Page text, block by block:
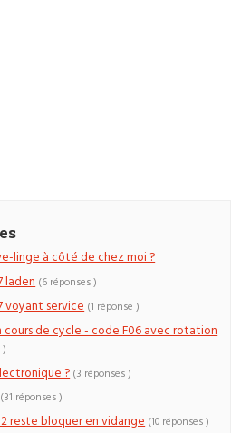
linge à côté de chez moi ?
laden (6 réponses )
voyant service (1 réponse )
cours de cycle - code F06 avec rotation
? (3 réponses )
(31 réponses )
reste bloquer en vidange (10 réponses )